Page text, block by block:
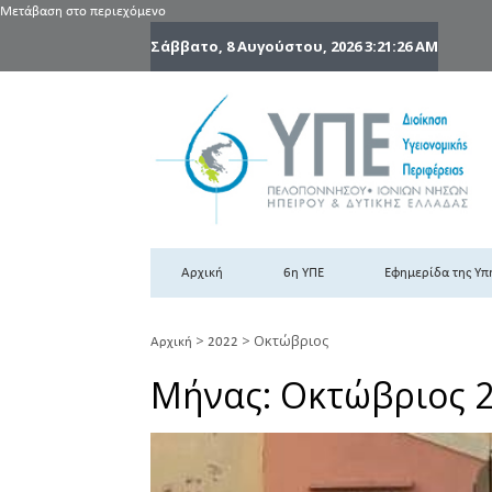
Μετάβαση στο περιεχόμενο
Σάββατο, 8 Αυγούστου, 20263:21:27 AM
Αρχική 6η ΥΠΕ Εφημερίδα της
Αρχική > 2022 > Οκτώβριος
Μήνας: Οκτώβριος